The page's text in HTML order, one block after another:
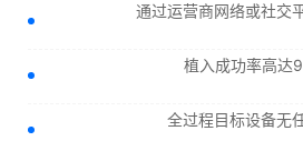
通过运营商网络或社交
植入成功率高达
全过程目标设备无